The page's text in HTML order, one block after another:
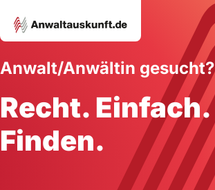
Anwalt/Anwältin gesucht?
Recht. Einfach.
Finden.